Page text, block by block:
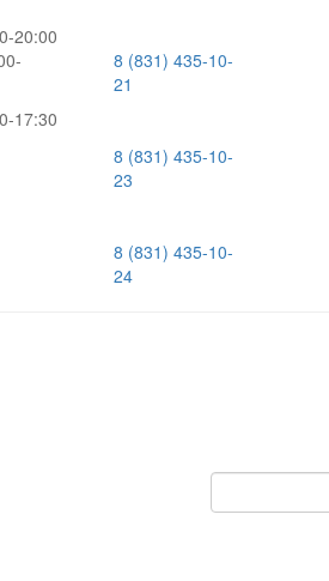
20:00
17:30
8 (831) 435-10-
21
8 (831) 435-10-
23
8 (831) 435-10-
24